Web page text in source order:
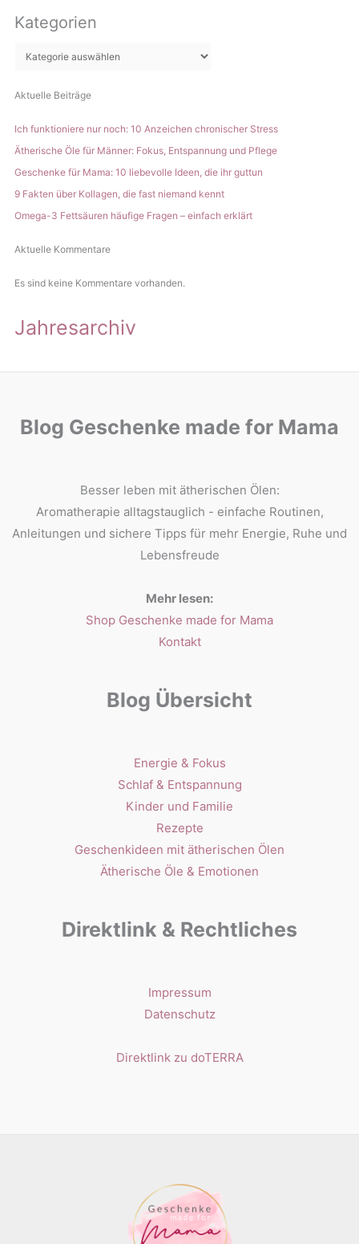
h
Kategorien
Aktuelle Beiträge
Ich funktioniere nur noch: 10 Anzeichen chronischer Stress
Ätherische Öle für Männer: Fokus, Entspannung und Pflege
Geschenke für Mama: 10 liebevolle Ideen, die ihr guttun
9 Fakten über Kollagen, die fast niemand kennt
Omega-3 Fettsäuren häufige Fragen – einfach erklärt
Aktuelle Kommentare
Es sind keine Kommentare vorhanden.
Jahresarchiv
Blog Geschenke made for Mama
Besser leben mit ätherischen Ölen:
Aromatherapie alltagstauglich - einfache Routinen,
Anleitungen und sichere Tipps für mehr Energie, Ruhe und
Lebensfreude
Mehr lesen:
Shop Geschenke made for Mama
Kontakt
Blog Übersicht
Energie & Fokus
Schlaf & Entspannung
Kinder und Familie
Rezepte
Geschenkideen mit ätherischen Ölen
Ätherische Öle & Emotionen
Direktlink & Rechtliches
Impressum
Datenschutz
Direktlink zu doTERRA